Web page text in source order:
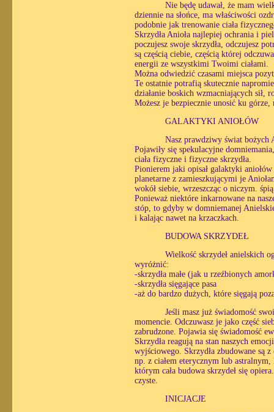
Nie będę udawał, że mam
dziennie na słońce, ma właściwości
podobnie jak trenowanie ciała
Skrzydła Anioła najlepiej ochrania i
poczujesz swoje skrzydła, odczujesz
są częścią ciebie, częścią której
energii ze wszystkimi Twoimi ciałami.
Można odwiedzić czasami miejsca
Te ostatnie potrafią skutecznie
działanie boskich wzmacniających sił,
Możesz je bezpiecznie unosić ku
GALAKTYKI ANIOŁÓW
Nasz prawdziwy świat bożych
Pojawiły się spekulacyjne
ciała fizyczne i fizyczne skrzydła.
Pionierem jaki opisał galaktyki
planetarne z zamieszkującymi je
wokół siebie, wrzeszcząc o niczym.
Ponieważ niektóre inkarnowane na
stóp, to gdyby w domniemanej
i kalając nawet na krzaczkach.
BUDOWA SKRZYDEŁ
Wielkość skrzydeł anielskich
wyróżnić:
-skrzydła małe (jak u rzeźbionych
-skrzydła sięgające pasa
-aż do bardzo dużych, które sięgają
Jeśli masz już świadomość
momencie. Odczuwasz je jako część
zabrudzone. Pojawia się świadomość
Skrzydła reagują na stan naszych
wyjściowego. Skrzydła zbudowane są
np. z ciałem eterycznym lub
którym cała budowa skrzydeł się
czyste.
INICJACJE